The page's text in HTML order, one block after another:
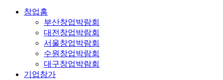
창업홈
부산창업박람회
대전창업박람회
서울창업박람회
수원창업박람회
대구창업박람회
기업참가